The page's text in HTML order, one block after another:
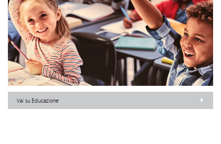
Vai su Educazione